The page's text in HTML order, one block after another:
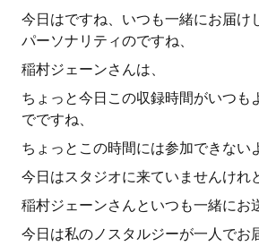
今日はですね、いつも一緒にお届け
パーソナリティのですね、
稲村ジェーンさんは、
ちょっと今日この収録時間がいつも
でですね、
ちょっとこの時間には参加できない
今日はスタジオに来ていませんけれ
稲村ジェーンさんといつも一緒にお
今日は私のノスタルジーが一人でお